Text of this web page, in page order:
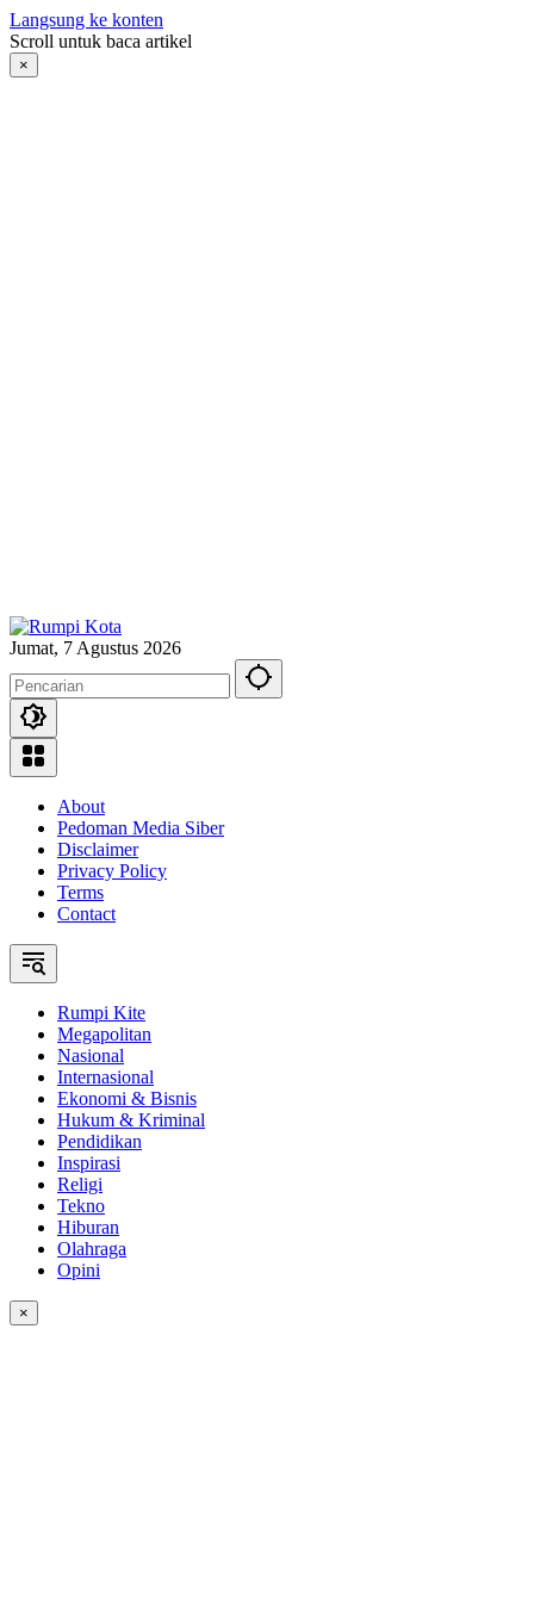
Langsung ke konten
Scroll untuk baca artikel
×
Jumat, 7 Agustus 2026
About
Pedoman Media Siber
Disclaimer
Privacy Policy
Terms
Contact
Rumpi Kite
Megapolitan
Nasional
Internasional
Ekonomi & Bisnis
Hukum & Kriminal
Pendidikan
Inspirasi
Religi
Tekno
Hiburan
Olahraga
Opini
×